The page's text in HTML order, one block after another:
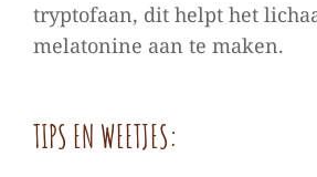
tryptofaan, dit helpt het
melatonine aan te maken.
TIPS EN WEETJES: